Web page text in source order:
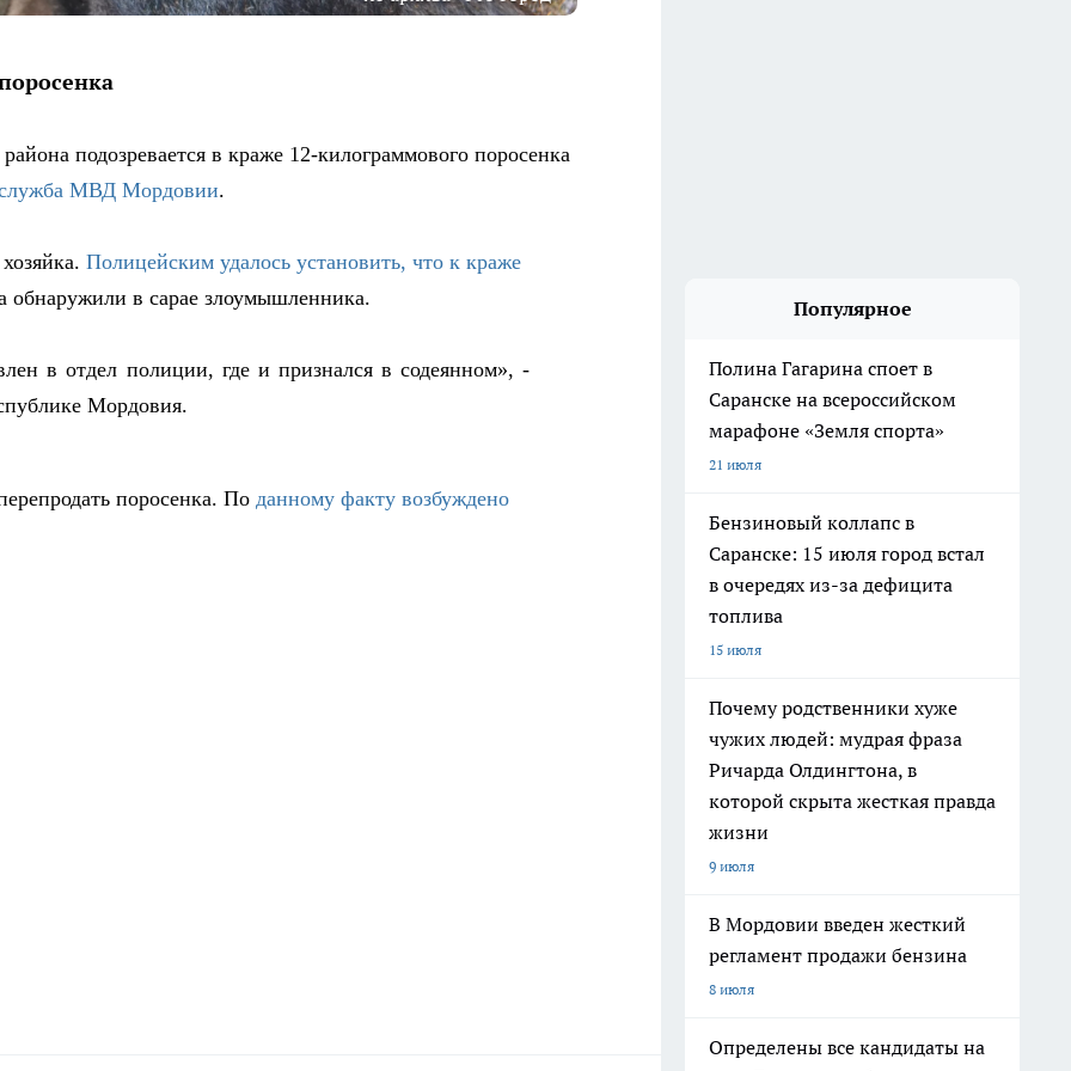
подозревается в краже 12-килограммового поросенка
МВД Мордовии.
Полицейским удалось установить, что к краже
обнаружили в сарае злоумышленника.
в отдел полиции, где и признался в содеянном», -
Мордовия.
поросенка. По данному факту возбуждено
Популярное
Полина Гагарина споет в
Саранске на всероссийском
марафоне «Земля спорта»
21 июля
Бензиновый коллапс в
Саранске: 15 июля город встал
в очередях из-за дефицита
топлива
15 июля
Почему родственники хуже
чужих людей: мудрая фраза
Ричарда Олдингтона, в
которой скрыта жесткая правда
жизни
9 июля
В Мордовии введен жесткий
регламент продажи бензина
8 июля
Определены все кандидаты на